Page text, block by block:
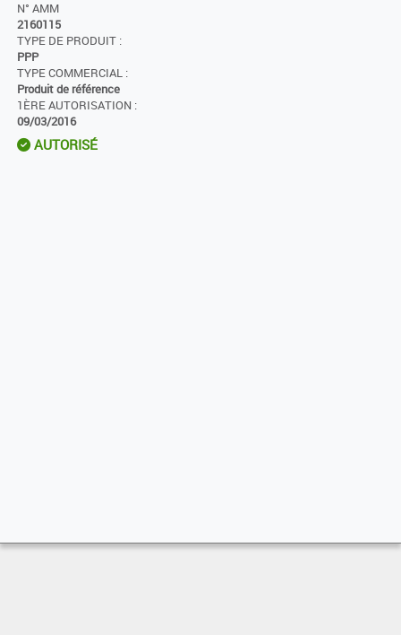
N° AMM
2160115
TYPE DE PRODUIT :
PPP
TYPE COMMERCIAL :
Produit de référence
1ÈRE AUTORISATION :
09/03/2016
AUTORISÉ